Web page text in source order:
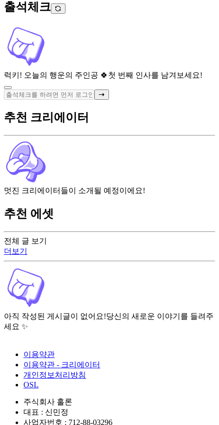
출석체크
럭키! 오늘의 행운의 주인공 🍀 첫 번째 인사를 남겨보세요!
전체 글 보기
더보기
아직 작성된 게시글이 없어요!당신의 새로운 이야기를 들려주
세요 ✨
추천 크리에이터
멋진 크리에이터들이 소개될 예정이에요!
추천 에셋
이용약관
이용약관 - 크리에이터
개인정보처리방침
OSL
주식회사 홀론
대표 : 신민정
사업자번호 : 712-88-03296